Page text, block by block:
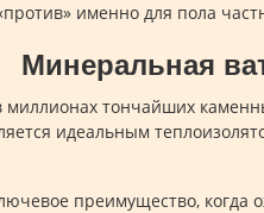
именно для пола
Минеральная
миллионах тончайших
идеальным
преимущество, когда